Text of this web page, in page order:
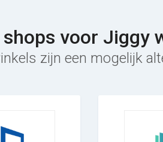
voor Jiggy
zijn een mogelijk